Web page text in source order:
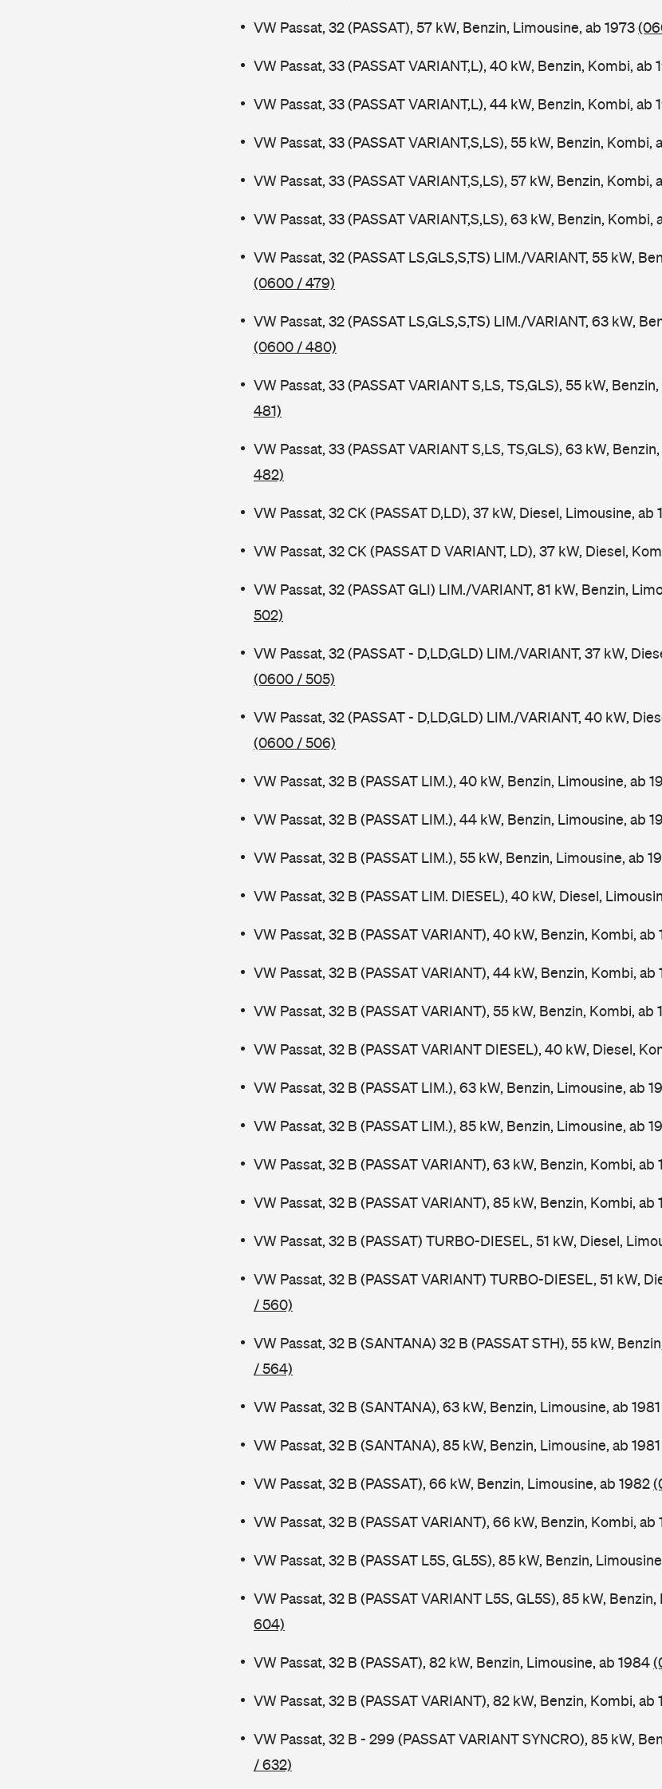
VW Passat, 32 (PASSAT), 57 kW, Benzin, Limousine, ab 1973
VW Passat, 33 (PASSAT VARIANT,L), 40 kW, Benzin, Kombi, ab
VW Passat, 33 (PASSAT VARIANT,L), 44 kW, Benzin, Kombi, ab
VW Passat, 33 (PASSAT VARIANT,S,LS), 55 kW, Benzin, Kombi,
VW Passat, 33 (PASSAT VARIANT,S,LS), 57 kW, Benzin, Kombi,
VW Passat, 33 (PASSAT VARIANT,S,LS), 63 kW, Benzin, Kombi,
VW Passat, 32 (PASSAT LS,GLS,S,TS) LIM./VARIANT, 55 kW,
(0600 / 479)
VW Passat, 32 (PASSAT LS,GLS,S,TS) LIM./VARIANT, 63 kW,
(0600 / 480)
VW Passat, 33 (PASSAT VARIANT S,LS, TS,GLS), 55 kW,
481)
VW Passat, 33 (PASSAT VARIANT S,LS, TS,GLS), 63 kW,
482)
VW Passat, 32 CK (PASSAT D,LD), 37 kW, Diesel, Limousine, ab
VW Passat, 32 CK (PASSAT D VARIANT, LD), 37 kW, Diesel,
VW Passat, 32 (PASSAT GLI) LIM./VARIANT, 81 kW, Benzin,
502)
VW Passat, 32 (PASSAT - D,LD,GLD) LIM./VARIANT, 37 kW,
(0600 / 505)
VW Passat, 32 (PASSAT - D,LD,GLD) LIM./VARIANT, 40 kW,
(0600 / 506)
VW Passat, 32 B (PASSAT LIM.), 40 kW, Benzin, Limousine, ab
VW Passat, 32 B (PASSAT LIM.), 44 kW, Benzin, Limousine, ab
VW Passat, 32 B (PASSAT LIM.), 55 kW, Benzin, Limousine, ab
VW Passat, 32 B (PASSAT LIM. DIESEL), 40 kW, Diesel,
VW Passat, 32 B (PASSAT VARIANT), 40 kW, Benzin, Kombi, ab
VW Passat, 32 B (PASSAT VARIANT), 44 kW, Benzin, Kombi, ab
VW Passat, 32 B (PASSAT VARIANT), 55 kW, Benzin, Kombi, ab
VW Passat, 32 B (PASSAT VARIANT DIESEL), 40 kW, Diesel,
VW Passat, 32 B (PASSAT LIM.), 63 kW, Benzin, Limousine, ab
VW Passat, 32 B (PASSAT LIM.), 85 kW, Benzin, Limousine, ab
VW Passat, 32 B (PASSAT VARIANT), 63 kW, Benzin, Kombi, ab
VW Passat, 32 B (PASSAT VARIANT), 85 kW, Benzin, Kombi, ab
VW Passat, 32 B (PASSAT) TURBO-DIESEL, 51 kW, Diesel,
VW Passat, 32 B (PASSAT VARIANT) TURBO-DIESEL, 51 kW,
/ 560)
VW Passat, 32 B (SANTANA) 32 B (PASSAT STH), 55 kW,
/ 564)
VW Passat, 32 B (SANTANA), 63 kW, Benzin, Limousine, ab 1981
VW Passat, 32 B (SANTANA), 85 kW, Benzin, Limousine, ab 1981
VW Passat, 32 B (PASSAT), 66 kW, Benzin, Limousine, ab 1982
VW Passat, 32 B (PASSAT VARIANT), 66 kW, Benzin, Kombi, ab
VW Passat, 32 B (PASSAT L5S, GL5S), 85 kW, Benzin,
VW Passat, 32 B (PASSAT VARIANT L5S, GL5S), 85 kW,
604)
VW Passat, 32 B (PASSAT), 82 kW, Benzin, Limousine, ab 1984
VW Passat, 32 B (PASSAT VARIANT), 82 kW, Benzin, Kombi, ab
VW Passat, 32 B - 299 (PASSAT VARIANT SYNCRO), 85 kW,
/ 632)